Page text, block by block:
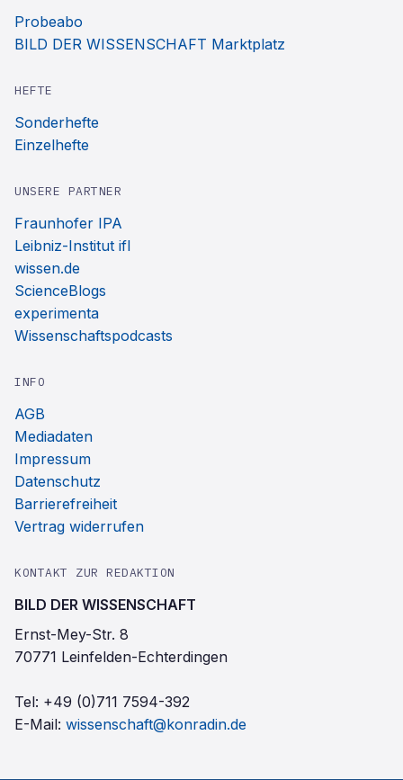
Probeabo
BILD DER WISSENSCHAFT Marktplatz
HEFTE
Sonderhefte
Einzelhefte
UNSERE PARTNER
Fraunhofer IPA
Leibniz-Institut ifl
wissen.de
ScienceBlogs
experimenta
Wissenschaftspodcasts
INFO
AGB
Mediadaten
Impressum
Datenschutz
Barrierefreiheit
Vertrag widerrufen
KONTAKT ZUR REDAKTION
BILD DER WISSENSCHAFT
Ernst-Mey-Str. 8
70771 Leinfelden-Echterdingen
Tel: +49 (0)711 7594-392
E-Mail: wissenschaft@konradin.de